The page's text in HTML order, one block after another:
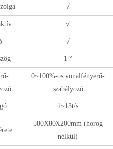
√
√
√
1 °
0~100%-os vonalfényerő-
szabályozó
1~13t/s
580X80X200mm (horog
nélkül)